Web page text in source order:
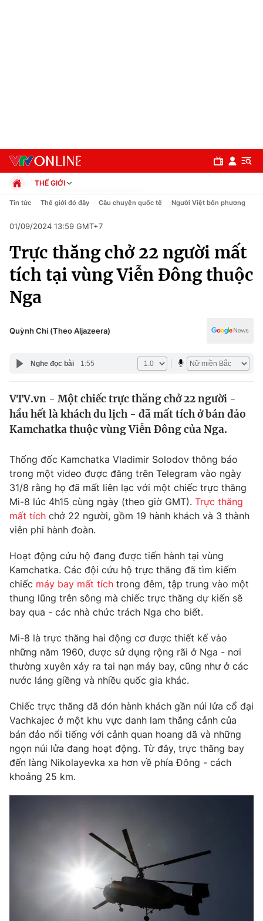
Chuyên mục
Chính trị
Xã hội
Pháp luật
Y tế
Thế giới
Tin tức
Câu chuyện quốc tế
Kinh tế
Tài chính
Thị trường
Góc doanh nghiệp
Dữ liệu và đời sống
Truyền hình
Phim VTV
Hậu trường
Nhân vật
Khán giả
Giải trí
Điện ảnh
Âm nhạc
Sao
Đời sống
Du lịch
Làm đẹp
Chất lượng cuộc sống
Giáo dục
Tuyển sinh
Học trực tuyến
Công nghệ
Hitech Công nghệ tương lai
Sản phẩm
Thị trường
Tư vấn
Giao lưu trực tuyến
Lịch phát sóng
Chuyên mục khác
Emagazine
Shorts video
VTV Thể thao
Bất động sản
THẾ GIỚI
Chính trị
Pháp luật
Kinh tế
Thể thao
Truyền hình
Văn hóa - Giải trí
Công nghệ
Tin tức Thế giới đó đây Câu chuyện quốc tế Người Việt bốn phương
01/09/2024 13:59 GMT+7
Trực thăng chở 22 người mất
tích tại vùng Viễn Đông thuộc
Nga
Quỳnh Chi (Theo Aljazeera)
Nghe đọc bài 1:55
VTV.vn - Một chiếc trực thăng chở 22 người -
hầu hết là khách du lịch - đã mất tích ở bán đảo
Kamchatka thuộc vùng Viễn Đông của Nga.
Thống đốc Kamchatka Vladimir Solodov thông báo
trong một video được đăng trên Telegram vào ngày
31/8 rằng họ đã mất liên lạc với một chiếc trực thăng
Mi-8 lúc 4h15 cùng ngày (theo giờ GMT). Trực thăng
mất tích chở 22 người, gồm 19 hành khách và 3 thành
viên phi hành đoàn.
Hoạt động cứu hộ đang được tiến hành tại vùng
Kamchatka. Các đội cứu hộ trực thăng đã tìm kiếm
chiếc máy bay mất tích trong đêm, tập trung vào một
thung lũng trên sông mà chiếc trực thăng dự kiến ​​sẽ
bay qua - các nhà chức trách Nga cho biết.
Mi-8 là trực thăng hai động cơ được thiết kế vào
những năm 1960, được sử dụng rộng rãi ở Nga - nơi
thường xuyên xảy ra tai nạn máy bay, cũng như ở các
nước láng giềng và nhiều quốc gia khác.
Chiếc trực thăng đã đón hành khách gần núi lửa cổ đại
Vachkajec ở một khu vực danh lam thắng cảnh của
bán đảo nổi tiếng với cảnh quan hoang dã và những
ngọn núi lửa đang hoạt động. Từ đây, trực thăng bay
đến làng Nikolayevka xa hơn về phía Đông - cách
khoảng 25 km.